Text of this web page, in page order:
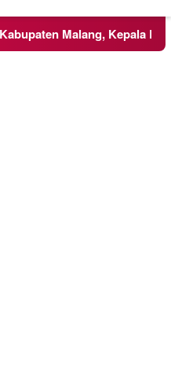
Malang, Kepala BNPB